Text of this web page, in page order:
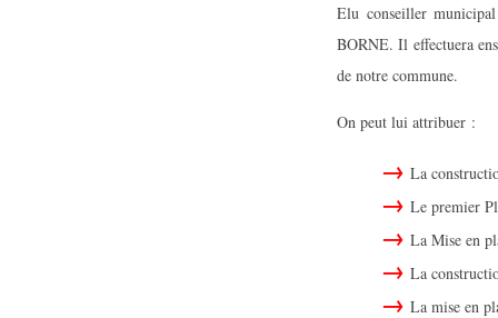
Elu conseiller
BORNE. Il effectuera
de notre commune.
On peut lui attribuer :
La
Le premier
La Mise en
La
La mise en